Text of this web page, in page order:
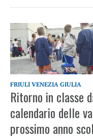
FRIULI VENEZIA GIULIA
Ritorno in classe
calendario delle
prossimo anno